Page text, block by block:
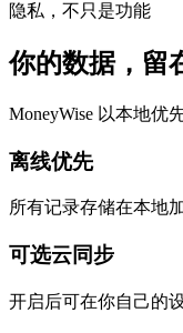
隐私，不只是功能
你的数据，留
MoneyWise 以本地优
离线优先
所有记录存储在本地
可选云同步
开启后可在你自己的